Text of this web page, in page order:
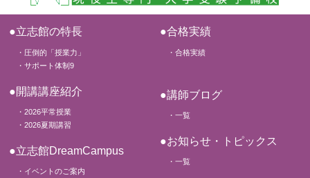
●立志館の特長
・圧倒的「授業力」
・サポート体制9
●開講講座紹介
・2026平常授業
・2026夏期講習
●立志館DreamCampus
・イベントのご案内
●合格実績
・合格実績
●講師ブログ
・一覧
●お知らせ・トピックス
・一覧